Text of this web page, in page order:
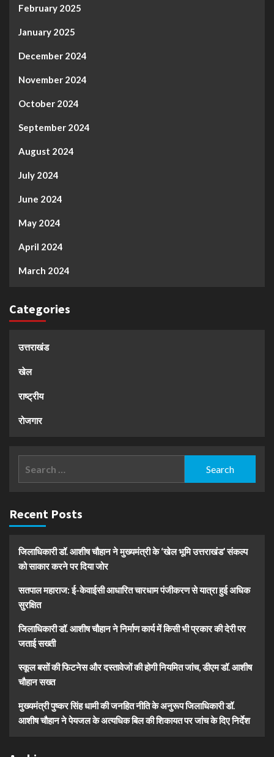
February 2025
January 2025
December 2024
November 2024
October 2024
September 2024
August 2024
July 2024
June 2024
May 2024
April 2024
March 2024
Categories
उत्तराखंड
खेल
राष्ट्रीय
रोजगार
Recent Posts
जिलाधिकारी डॉ. आशीष चौहान ने मुख्यमंत्री के ‘खेल भूमि उत्तराखंड’ संकल्प
को साकार करने पर दिया जोर
सतपाल महाराज: ई-केवाईसी आधारित चारधाम पंजीकरण से यात्रा हुई अधिक
सुरक्षित
जिलाधिकारी डॉ. आशीष चौहान ने निर्माण कार्य में किसी भी प्रकार की देरी पर
जताई सख्ती
स्कूल बसों की फिटनेस और दस्तावेजों की होगी नियमित जांच, डीएम डॉ. आशीष
चौहान सख्त
मुख्यमंत्री पुष्कर सिंह धामी की जनहित नीति के अनुरूप जिलाधिकारी डॉ.
आशीष चौहान ने पेयजल के अत्यधिक बिल की शिकायत पर जांच के दिए निर्देश